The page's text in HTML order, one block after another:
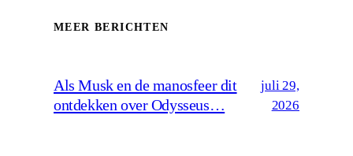
MEER BERICHTEN
Als Musk en de manosfeer dit
ontdekken over Odysseus…
juli 29,
2026